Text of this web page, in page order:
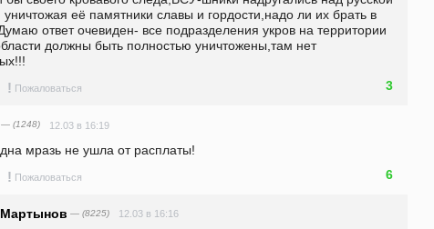
уничтожая её памятники славы и гордости,надо ли их брать в
ответ очевиден- все подразделения укров на территории
должны быть полностью уничтожены,там нет
! Пожаловаться 3
— (1248) 12.03 в 16:19
мразь не ушла от расплаты!
! Пожаловаться 6
— (8225) 12.03 в 16:16